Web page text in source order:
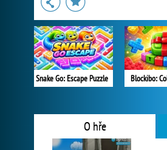
Snake Go: Escape Puzzle Blockibo:
O hře